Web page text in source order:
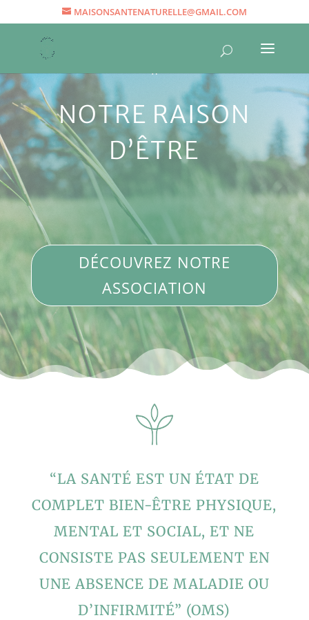
MAISONSANTENATURELLE@GMAIL.COM
NOTRE RAISON
D’ÊTRE
DÉCOUVREZ NOTRE
ASSOCIATION
“LA SANTÉ EST UN ÉTAT DE
COMPLET BIEN-ÊTRE PHYSIQUE,
MENTAL ET SOCIAL, ET NE
CONSISTE PAS SEULEMENT EN
UNE ABSENCE DE MALADIE OU
D’INFIRMITÉ” (OMS)